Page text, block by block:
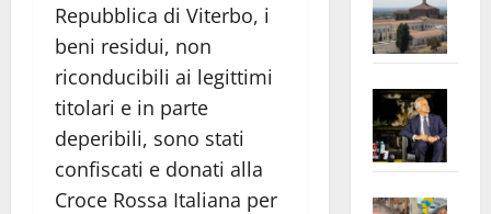
Repubblica di Viterbo, i
beni residui, non
riconducibili ai legittimi
titolari e in parte
deperibili, sono stati
confiscati e donati alla
Croce Rossa Italiana per
apre